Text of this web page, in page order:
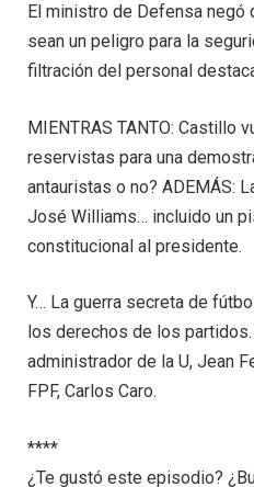
El ministro de Defensa negó
sean un peligro para la
filtración del personal
MIENTRAS TANTO: Castillo
reservistas para una
antauristas o no? ADEMÁS:
José Williams… incluido un
constitucional al presidente.
Y… La guerra secreta de
los derechos de los partidos.
administrador de la U, Jean
FPF, Carlos Caro.
****
¿Te gustó este episodio?